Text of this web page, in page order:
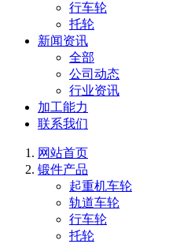
行车轮
托轮
新闻资讯
全部
公司动态
行业资讯
加工能力
联系我们
网站首页
锻件产品
起重机车轮
轨道车轮
行车轮
托轮